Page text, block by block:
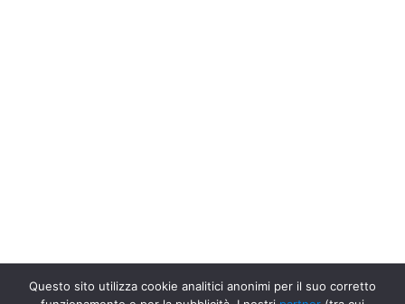
Questo sito utilizza cookie analitici anonimi per il suo corretto